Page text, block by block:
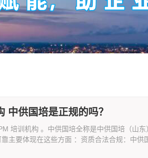
中供国培是正规的吗？
培训机构 。中供国培全称是中供国培（山
主要体现在这些方面 ：资质合法合规：中